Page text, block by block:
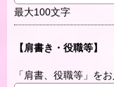
最大100文字
【肩書き・役職等】
「肩書、役職等」を